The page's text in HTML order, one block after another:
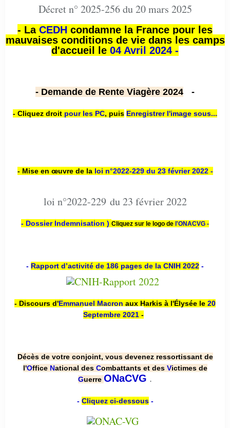
Décret n° 2025-256 du 20 mars 2025
- La CEDH condamne la France pour les
mauvaises conditions de vie dans les camps
d'accueil le 04 Avril 2024 -
- Demande de Rente Viagère 2024 -
- Cliquez droit pour les PC, puis Enregistrer l'image sous...
- Mise en œuvre de la loi n°2022-229 du 23 février 2022 -
loi n°2022-229 du 23 février 2022
- Dossier Indemnisation ) Cliquez sur le logo de l'ONACVG -
- Rapport d’activité de 186 pages de la CNIH 2022 -
- Discours d'Emmanuel Macron aux Harkis à l'Élysée le 20
Septembre 2021 -
Décès de votre conjoint, vous devenez ressortissant de
l'Office National des Combattants et des Victimes de
Guerre ONaCVG .
- Cliquez ci-dessous-